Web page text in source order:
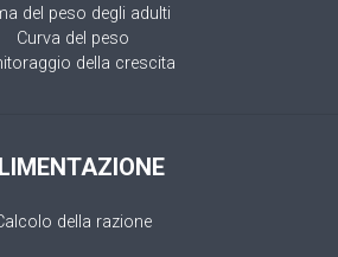
del peso degli adulti
Curva del peso
della crescita
della razione